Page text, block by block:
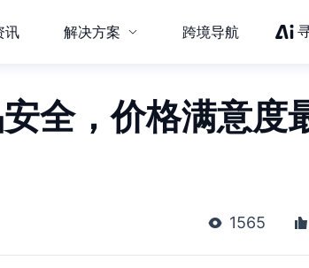
讯 解决方案 跨境导航
全，价格满意度
1565